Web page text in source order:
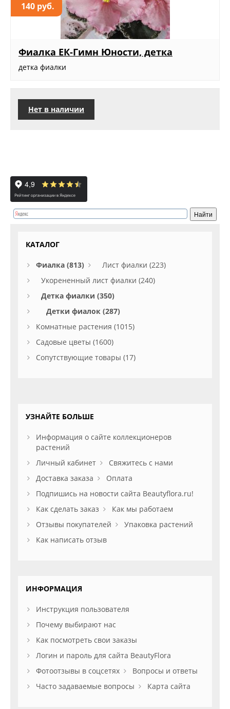
140 руб.
Фиалка ЕК-Гимн Юности, детка
детка фиалки
Нет в наличии
КАТАЛОГ
Фиалка (813)
Лист фиалки (223)
Укорененный лист фиалки (240)
Детка фиалки (350)
Детки фиалок (287)
Комнатные растения (1015)
Садовые цветы (1600)
Сопутствующие товары (17)
УЗНАЙТЕ БОЛЬШЕ
Информация о сайте коллекционеров
растений
Личный кабинет
Свяжитесь с нами
Доставка заказа
Оплата
Подпишись на новости сайта Beautyflora.ru!
Как сделать заказ
Как мы работаем
Отзывы покупателей
Упаковка растений
Как написать отзыв
ИНФОРМАЦИЯ
Инструкция пользователя
Почему выбирают нас
Как посмотреть свои заказы
Логин и пароль для сайта BeautyFlora
Фотоотзывы в соцсетях
Вопросы и ответы
Часто задаваемые вопросы
Карта сайта